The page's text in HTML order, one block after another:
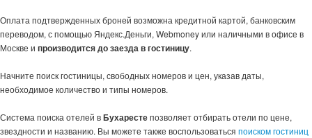
Оплата подтвержденных броней возможна кредитной картой, банковским
переводом, с помощью Яндекс.Деньги, Webmoney или наличными в офисе в
Москве и производится до заезда в гостиницу.
Начните поиск гостиницы, свободных номеров и цен, указав даты,
необходимое количество и типы номеров.
Система поиска отелей вБухарестепозволяет отбирать отели по цене,
звездности и названию. Вы можете также воспользоваться поиском гостиниц